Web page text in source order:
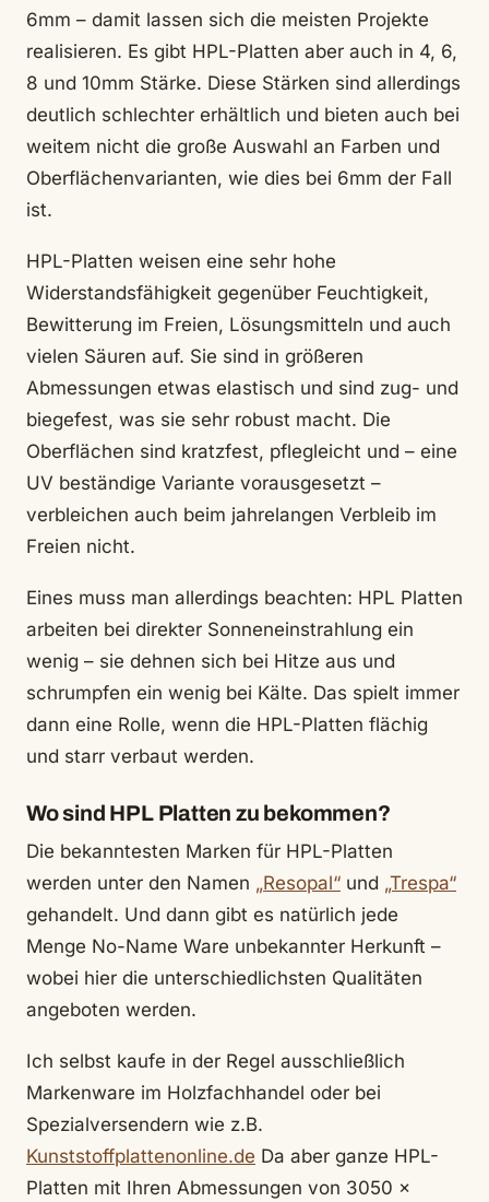
6mm – damit lassen sich die meisten Projekte
realisieren. Es gibt HPL-Platten aber auch in 4, 6,
8 und 10mm Stärke. Diese Stärken sind allerdings
deutlich schlechter erhältlich und bieten auch bei
weitem nicht die große Auswahl an Farben und
Oberflächenvarianten, wie dies bei 6mm der Fall
ist.
HPL-Platten weisen eine sehr hohe
Widerstandsfähigkeit gegenüber Feuchtigkeit,
Bewitterung im Freien, Lösungsmitteln und auch
vielen Säuren auf. Sie sind in größeren
Abmessungen etwas elastisch und sind zug- und
biegefest, was sie sehr robust macht. Die
Oberflächen sind kratzfest, pflegleicht und – eine
UV beständige Variante vorausgesetzt –
verbleichen auch beim jahrelangen Verbleib im
Freien nicht.
Eines muss man allerdings beachten: HPL Platten
arbeiten bei direkter Sonneneinstrahlung ein
wenig – sie dehnen sich bei Hitze aus und
schrumpfen ein wenig bei Kälte. Das spielt immer
dann eine Rolle, wenn die HPL-Platten flächig
und starr verbaut werden.
Wo sind HPL Platten zu bekommen?
Die bekanntesten Marken für HPL-Platten
werden unter den Namen „Resopal“ und „Trespa“
gehandelt. Und dann gibt es natürlich jede
Menge No-Name Ware unbekannter Herkunft –
wobei hier die unterschiedlichsten Qualitäten
angeboten werden.
Ich selbst kaufe in der Regel ausschließlich
Markenware im Holzfachhandel oder bei
Spezialversendern wie z.B.
Kunststoffplattenonline.de Da aber ganze HPL-
Platten mit Ihren Abmessungen von 3050 x